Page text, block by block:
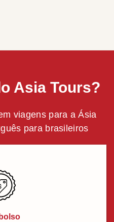
Asia Tours?
viagens para a Ásia
para brasileiros